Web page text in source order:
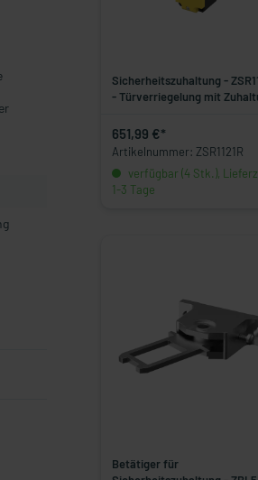
Sicherheitszuhaltung -
- Türverriegelung mit
651,99 €*
Artikelnummer: ZSR1121R
verfügbar (4 Stk.),
1-3 Tage
Betätiger für